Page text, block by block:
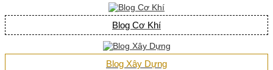
Blog Cơ Khí
Blog Xây Dựng